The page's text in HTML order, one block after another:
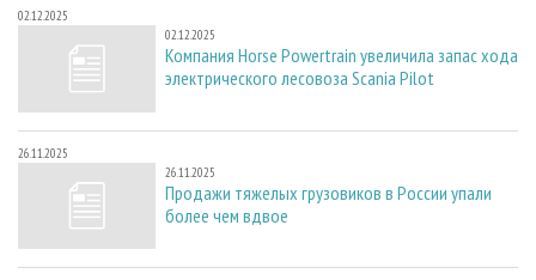
02.12.2025
02.12.2025
Компания Horse Powertrain увеличила запас хода
электрического лесовоза Scania Pilot
26.11.2025
26.11.2025
Продажи тяжелых грузовиков в России упали
более чем вдвое